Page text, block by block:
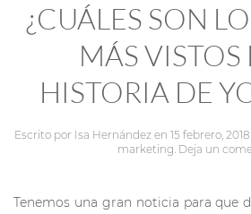
¿CUÁLES SON
MÁS VISTOS
HISTORIA DE
Escrito por Isa Hernándezen 15 febrero, 2018
marketing. Deja un
Tenemos una gran noticia para que